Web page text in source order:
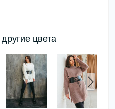
цвета